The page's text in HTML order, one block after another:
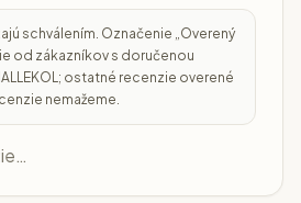
schválením. Označenie „Overený
od zákazníkov s doručenou
ostatné recenzie overené
nemažeme.